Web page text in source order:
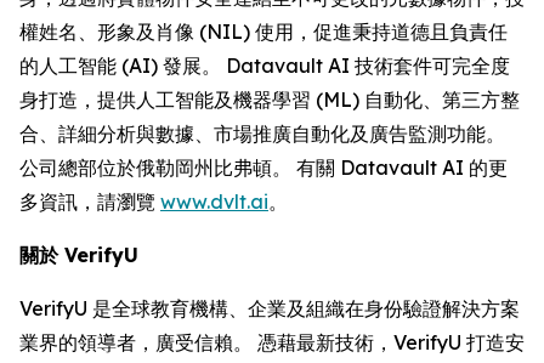
權姓名、形象及肖像 (NIL) 使用，促進秉持道德且負責任
的人工智能 (AI) 發展。 Datavault AI 技術套件可完全度
身打造，提供人工智能及機器學習 (ML) 自動化、第三方整
合、詳細分析與數據、市場推廣自動化及廣告監測功能。
公司總部位於俄勒岡州比弗頓。 有關 Datavault AI 的更
多資訊，請瀏覽 www.dvlt.ai。
關於 VerifyU
VerifyU 是全球教育機構、企業及組織在身份驗證解決方案
業界的領導者，廣受信賴。 憑藉最新技術，VerifyU 打造安